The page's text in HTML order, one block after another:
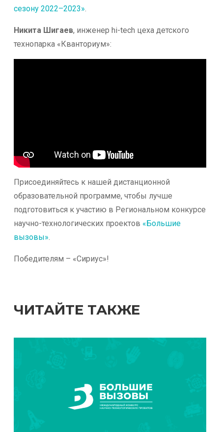
сезону 2022–2023».
Никита Шигаев, инженер hi-tech цеха детского
технопарка «Кванториум»:
Присоединяйтесь к нашей дистанционной
образовательной программе, чтобы лучше
подготовиться к участию в Региональном конкурсе
научно-технологических проектов «Большие
вызовы»
Победителям – «Сириус»!
ЧИТАЙТЕ ТАКЖЕ